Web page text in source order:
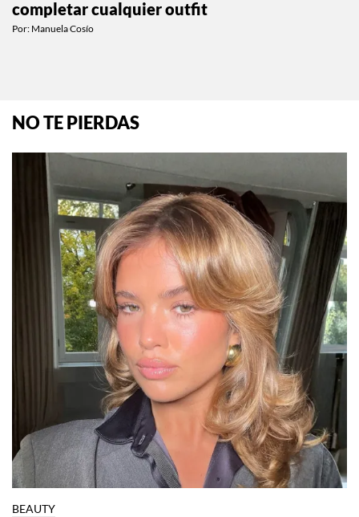
completar cualquier outfit
Por: Manuela Cosío
NO TE PIERDAS
BEAUTY